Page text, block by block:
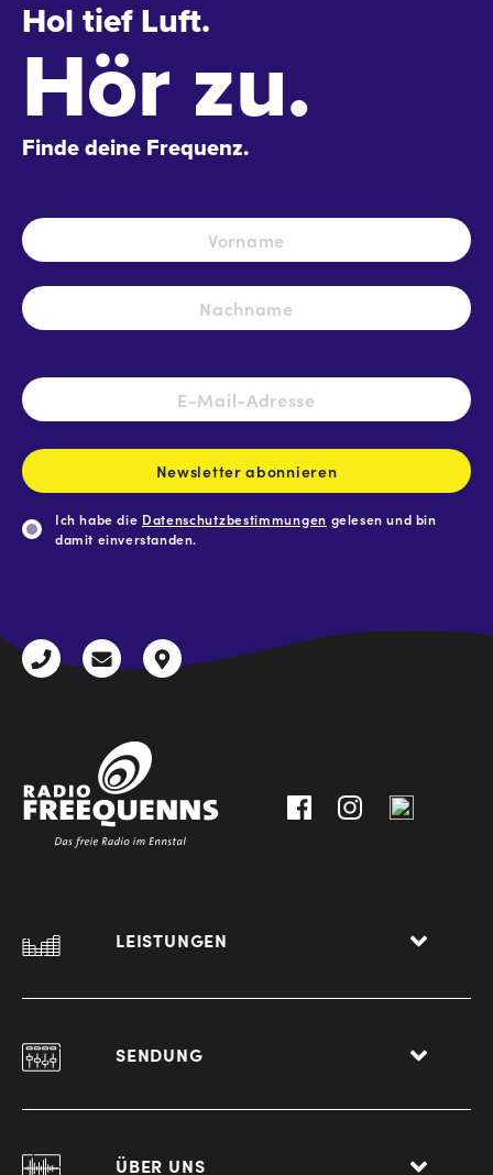
Hol tief Luft.
Hör zu.
Finde deine Frequenz.
Name *
E-
Mail-
Newsletter abonnieren
Ich habe die Datenschutzbestimmungen gelesen und bin
damit einverstanden.
+43
radio@freequenns.at
Kulturhausstraße
LEISTUNGEN
SENDUNG
ÜBER UNS